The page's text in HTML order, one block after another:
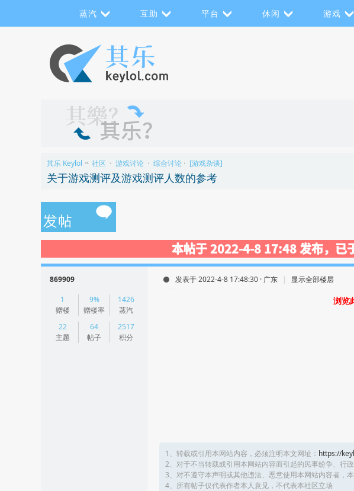
蒸汽 互助 平台 休闲 游戏
其乐 Keylol >> 社区 › 游戏讨论 › 综合讨论 › [游戏杂谈]
关于游戏测评及游戏测评人数的参考
本帖于 2022-4-8 17:48 发布，已
869909
1
赠楼
9%
赠楼率
1426
蒸汽
22
主题
64
帖子
2517
积分
发表于 2022-4-8 17:48:30 · 广东 |
显示全部楼层
浏览
1、转载或引用本网站内容，必须注明本文网址： https://
2、对于不当转载或引用本网站内容而引起的民事纷争、行
3、对不遵守本声明或其他违法、恶意使用本网站内容者，
4、所有帖子仅代表作者本人意见，不代表本社区立场